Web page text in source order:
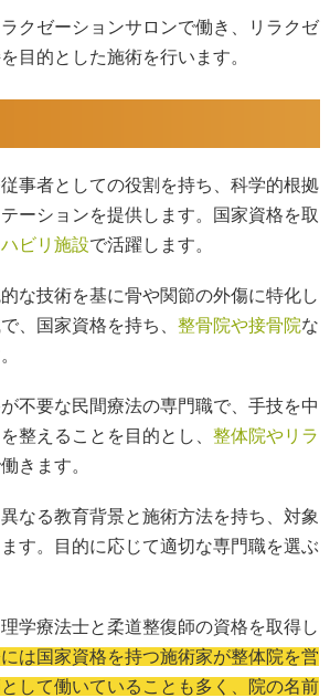
ラクゼーションサロンで働き、リラクゼ
目的とした施術を行います。
事者としての役割を持ち、科学的根拠
ーションを提供します。国家資格を取
ビリ施設で活躍します。
な技術を基に骨や関節の外傷に特化し
、国家資格を持ち、 整骨院や接骨院な
不要な民間療法の専門職で、手技を中
整えることを目的とし、 整体院やリラ
きます。
なる教育背景と施術方法を持ち、対象
す。目的に応じて適切な専門職を選ぶ
学療法士と柔道整復師の資格を取得し
は国家資格を持つ施術家が整体院を営
して働いていることも多く、院の名前